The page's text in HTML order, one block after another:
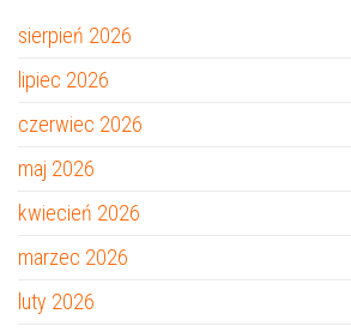
sierpień 2026
lipiec 2026
czerwiec 2026
maj 2026
kwiecień 2026
marzec 2026
luty 2026